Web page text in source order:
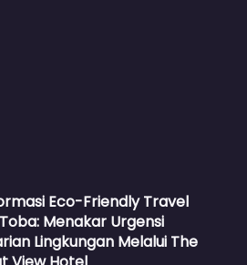
Eco-Friendly Travel
Menakar Urgensi
Lingkungan Melalui The